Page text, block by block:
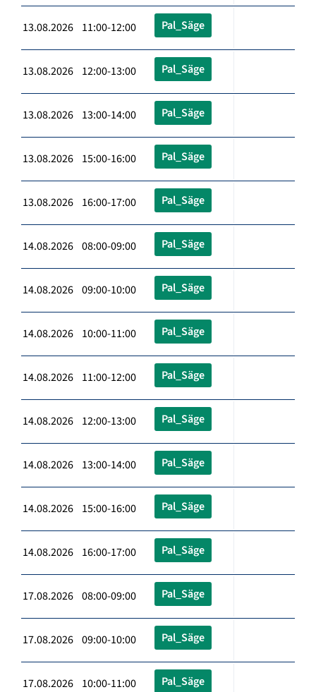
13.08.2026 11:00-12:00 Pal_Säge
13.08.2026 12:00-13:00 Pal_Säge
13.08.2026 13:00-14:00 Pal_Säge
13.08.2026 15:00-16:00 Pal_Säge
13.08.2026 16:00-17:00 Pal_Säge
14.08.2026 08:00-09:00 Pal_Säge
14.08.2026 09:00-10:00 Pal_Säge
14.08.2026 10:00-11:00 Pal_Säge
14.08.2026 11:00-12:00 Pal_Säge
14.08.2026 12:00-13:00 Pal_Säge
14.08.2026 13:00-14:00 Pal_Säge
14.08.2026 15:00-16:00 Pal_Säge
14.08.2026 16:00-17:00 Pal_Säge
17.08.2026 08:00-09:00 Pal_Säge
17.08.2026 09:00-10:00 Pal_Säge
17.08.2026 10:00-11:00 Pal_Säge